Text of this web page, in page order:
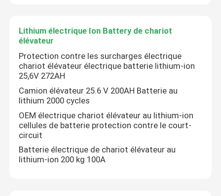
Lithium électrique Ion Battery de chariot
élévateur
Protection contre les surcharges électrique
chariot élévateur électrique batterie lithium-ion
25,6V 272AH
Camion élévateur 25.6 V 200AH Batterie au
lithium 2000 cycles
OEM électrique chariot élévateur au lithium-ion
cellules de batterie protection contre le court-
circuit
Batterie électrique de chariot élévateur au
lithium-ion 200 kg 100A